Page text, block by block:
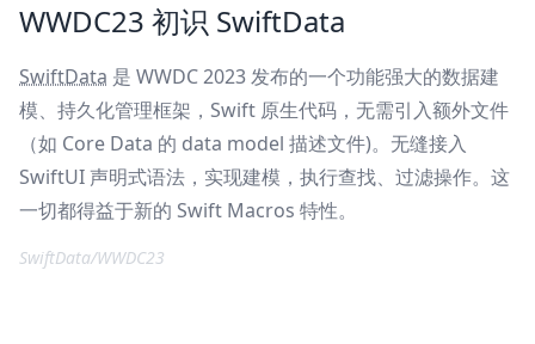
WWDC23 初识 SwiftData
SwiftData 是 WWDC 2023 发布的一个功能强大的数据建
模、持久化管理框架，Swift 原生代码，无需引入额外文件
（如 Core Data 的 data model 描述文件)。无缝接入
SwiftUI 声明式语法，实现建模，执行查找、过滤操作。这
一切都得益于新的 Swift Macros 特性。
SwiftData/WWDC23